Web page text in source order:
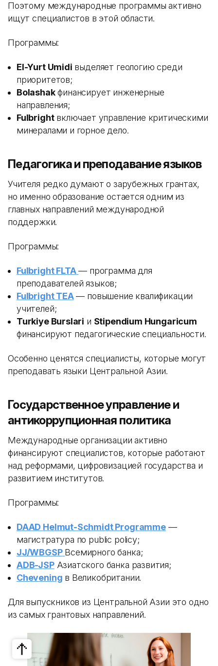
Поэтому международные программы активно
ищут специалистов в этой области.
Программы:
El-Yurt Umidi выделяет геологию среди
приоритетов;
Bolashakфинансирует инженерные
направления;
Fulbrightвключает управление критическими
минералами и горное дело.
Педагогика и преподавание языков
Учителя редко думают о зарубежных грантах,
но именно образование остается одним из
главных направлений международной
поддержки.
Программы:
Fulbright FLTA — программа для
преподавателей языков;
Fulbright TEA— повышение квалификации
учителей;
Turkiye Burslari и Stipendium Hungaricum
финансируют педагогические специальности.
Особенно ценятся специалисты, которые могут
преподавать языки Центральной Азии.
Государственное управление и
антикоррупционная политика
Международные организации активно
финансируют специалистов, которые работают
над реформами, цифровизацией государства и
развитием институтов.
Программы:
DAAD Helmut-Schmidt Programme—
магистратура по public policy;
JJ/WBGSP Всемирного банка;
ADB-JSPАзиатского банка развития;
Chevening в Великобритании.
Для выпускников из Центральной Азии это одно
из самых грантовых направлений.